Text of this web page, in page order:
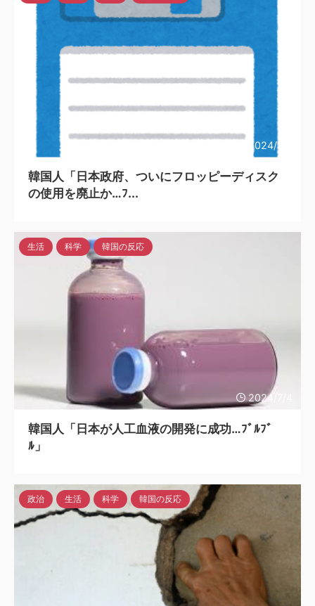
2024/7/5
韓国人「日本政府、ついにフロッピーディスク
の使用を廃止か…ﾌ...
2024/7/4
生活 科学 韓国の反応
韓国人「日本が人工血液の開発に成功…ﾌﾞﾙﾌﾞ
ﾙ」
政治 生活 科学 韓国の反応